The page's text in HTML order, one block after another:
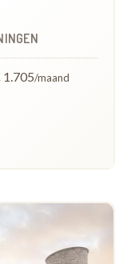
1.705/maand